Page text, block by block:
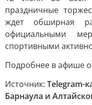
праздничные
ждет обширная
официальными
спортивными
Подробнее в афише
Источник: Telegram-
Барнаула и